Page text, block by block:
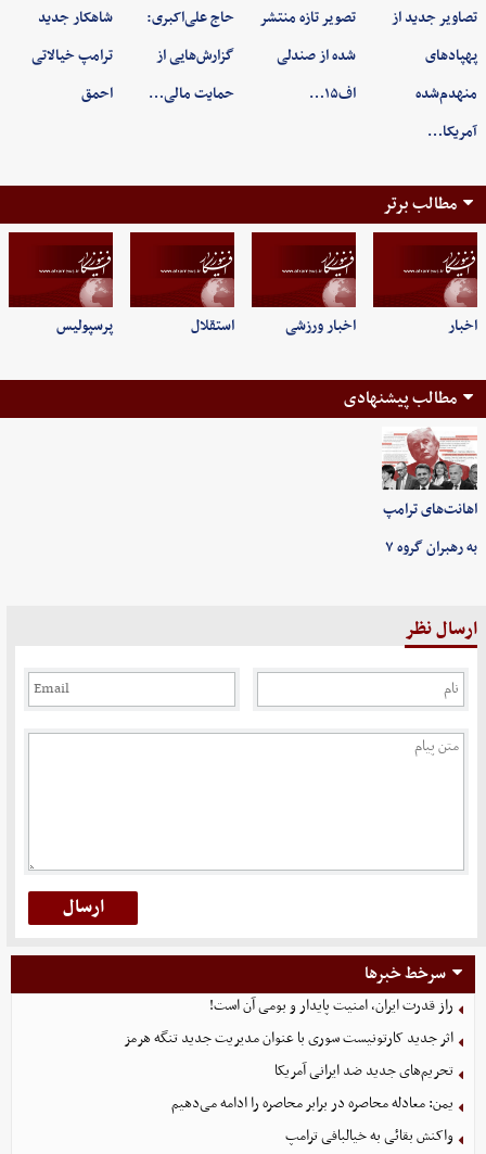
تصاویر جدید از
پهپادهای
منهدم‌شده
آمریکا…
تصویر تازه منتشر
شده از صندلی
اف۱۵…
حاج علی‌اکبری:
گزارش‌هایی از
حمایت مالی…
شاهکار جدید
ترامپ خیالاتی
احمق
مطالب برتر
اخبار اخبار ورزشی استقلال پرسپولیس
مطالب پیشنهادی
اهانت‌های ترامپ
به رهبران گروه ۷
ارسال نظر
سرخط خبرها
راز قدرت ایران، امنیت پایدار و بومی آن است!
اثر جدید کارتونیست سوری با عنوان مدیریت جدید تنگه هرمز
تحریم‌های جدید ضد ایرانی آمریکا
یمن: معادله محاصره در برابر محاصره را ادامه می‌دهیم
واکنش بقائی به خیالبافی ترامپ